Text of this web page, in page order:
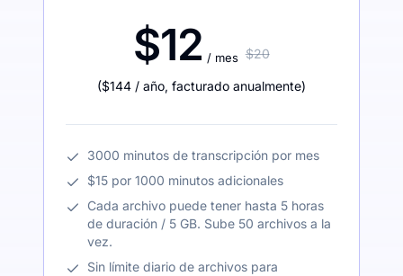
$12 / mes $20
($144 / año, facturado anualmente)
3000 minutos de transcripción por mes
$15 por 1000 minutos adicionales
Cada archivo puede tener hasta 5 horas
de duración / 5 GB. Sube 50 archivos a la
vez.
Sin límite diario de archivos para